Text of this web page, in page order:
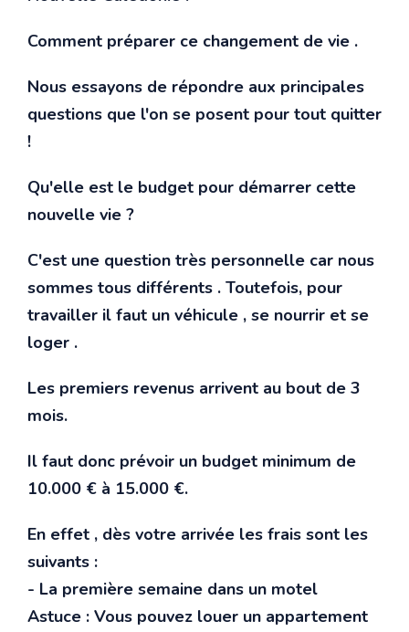
Comment préparer ce changement de vie .
Nous essayons de répondre aux principales
questions que l'on se posent pour tout quitter
!
Qu'elle est le budget pour démarrer cette
nouvelle vie ?
C'est une question très personnelle car nous
sommes tous différents . Toutefois, pour
travailler il faut un véhicule , se nourrir et se
loger .
Les premiers revenus arrivent au bout de 3
mois.
Il faut donc prévoir un budget minimum de
10.000 € à 15.000 €.
En effet , dès votre arrivée les frais sont les
suivants :
- La première semaine dans un motel
Astuce : Vous pouvez louer un appartement